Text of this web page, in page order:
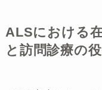
ALSにおける
と訪問診療の